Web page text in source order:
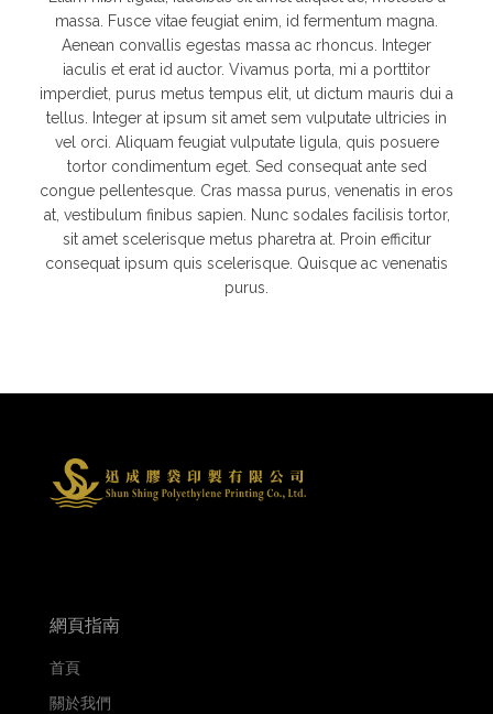
massa. Fusce vitae feugiat enim, id fermentum magna.
Aenean convallis egestas massa ac rhoncus. Integer
iaculis et erat id auctor. Vivamus porta, mi a porttitor
imperdiet, purus metus tempus elit, ut dictum mauris dui a
tellus. Integer at ipsum sit amet sem vulputate ultricies in
vel orci. Aliquam feugiat vulputate ligula, quis posuere
tortor condimentum eget. Sed consequat ante sed
congue pellentesque. Cras massa purus, venenatis in eros
at, vestibulum finibus sapien. Nunc sodales facilisis tortor,
sit amet scelerisque metus pharetra at. Proin efficitur
consequat ipsum quis scelerisque. Quisque ac venenatis
purus.
網頁指南
首頁
關於我們